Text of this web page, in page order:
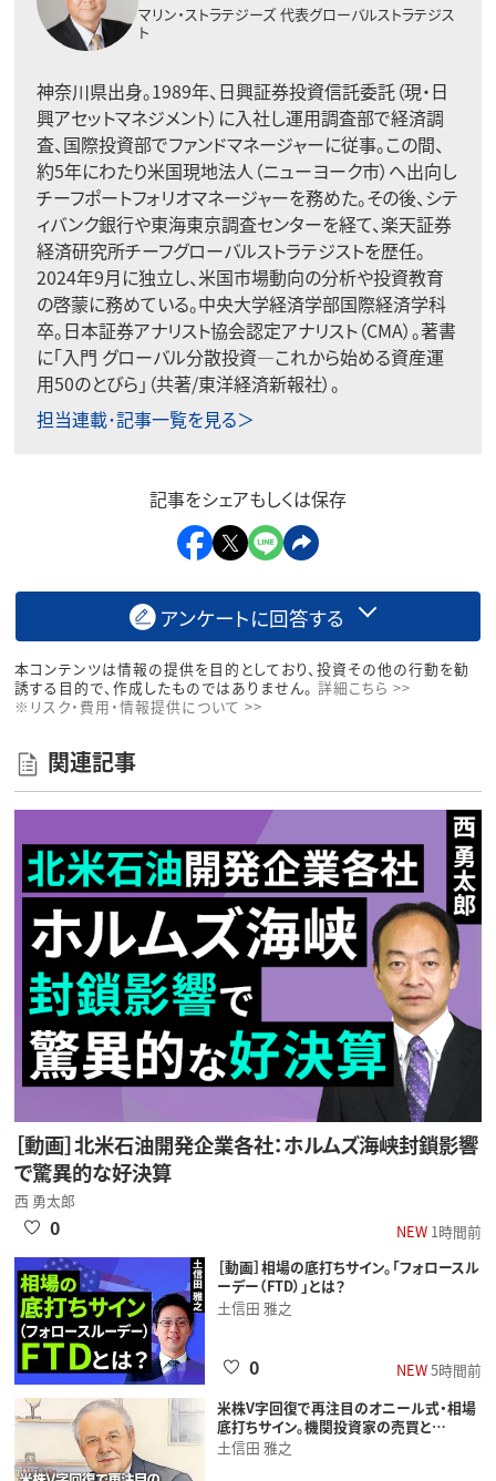
マリン・ストラテジーズ 代表グローバルストラテジス
ト
神奈川県出身。1989年、日興証券投資信託委託（現・日
興アセットマネジメント）に入社し運用調査部で経済調
査、国際投資部でファンドマネージャーに従事。この間、
約5年にわたり米国現地法人（ニューヨーク市）へ出向し
チーフポートフォリオマネージャーを務めた。その後、シテ
ィバンク銀行や東海東京調査センターを経て、楽天証券
経済研究所チーフグローバルストラテジストを歴任。
2024年9月に独立し、米国市場動向の分析や投資教育
の啓蒙に務めている。中央大学経済学部国際経済学科
卒。日本証券アナリスト協会認定アナリスト（CMA）。著書
に「入門 グローバル分散投資―これから始める資産運
用50のとびら」（共著/東洋経済新報社）。
担当連載･記事一覧を見る＞
記事をシェアもしくは保存
アンケートに回答する
本コンテンツは情報の提供を目的としており、投資その他の行動を勧
誘する目的で、作成したものではありません。 詳細こちら >>
※リスク・費用・情報提供について >>
関連記事
［動画］北米石油開発企業各社：ホルムズ海峡封鎖影響
で驚異的な好決算
西 勇太郎
NEW1時間前
0
［動画］相場の底打ちサイン。「フォロースル
ーデー（FTD）」とは？
土信田 雅之
NEW5時間前
0
米株V字回復で再注目のオニール式・相場
底打ちサイン。機関投資家の売買と…
土信田 雅之